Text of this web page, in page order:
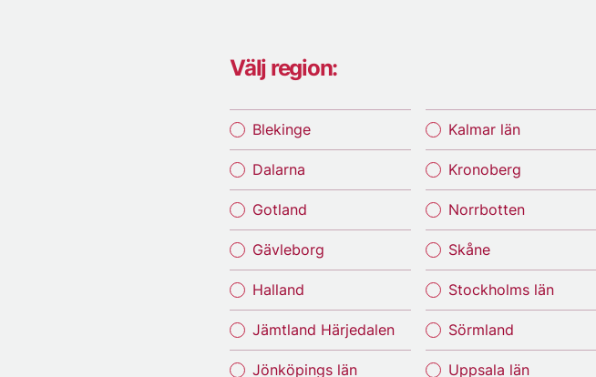
Välj region:
Blekinge
Dalarna
Gotland
Gävleborg
Halland
Jämtland Härjedalen
Jönköpings län
Kalmar län
Kronoberg
Norrbotten
Skåne
Stockholms län
Sörmland
Uppsala län